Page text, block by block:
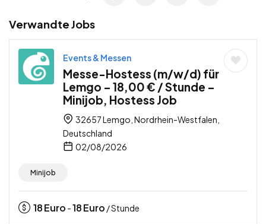
Verwandte Jobs
Events & Messen
Messe-Hostess (m/w/d) für
Lemgo – 18,00 € / Stunde –
Minijob, Hostess Job
32657 Lemgo, Nordrhein-Westfalen,
Deutschland
02/08/2026
Minijob
18Euro -18Euro / Stunde